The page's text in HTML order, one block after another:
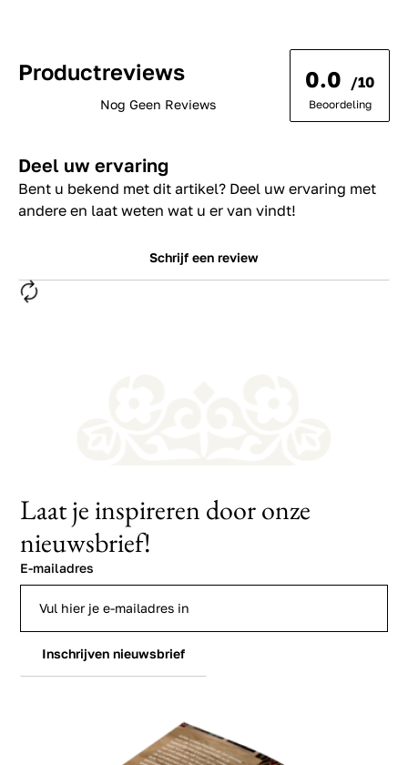
Productreviews
Nog Geen Reviews
0.0 /10
Beoordeling
Deel uw ervaring
Bent u bekend met dit artikel? Deel uw ervaring met
andere en laat weten wat u er van vindt!
Schrijf een review
Laat je inspireren door onze
nieuwsbrief!
E-mailadres
Inschrijven nieuwsbrief